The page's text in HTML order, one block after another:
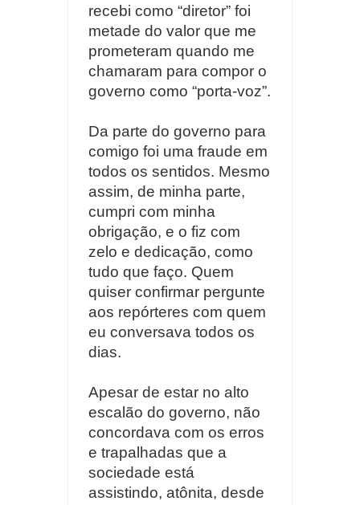
recebi como “diretor” foi
metade do valor que me
prometeram quando me
chamaram para compor o
governo como “porta-voz”.
Da parte do governo para
comigo foi uma fraude em
todos os sentidos. Mesmo
assim, de minha parte,
cumpri com minha
obrigação, e o fiz com
zelo e dedicação, como
tudo que faço. Quem
quiser confirmar pergunte
aos repórteres com quem
eu conversava todos os
dias.
Apesar de estar no alto
escalão do governo, não
concordava com os erros
e trapalhadas que a
sociedade está
assistindo, atônita, desde